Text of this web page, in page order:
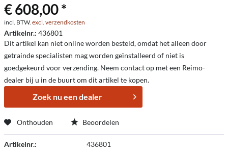
€ 608,00 *
incl. BTW. excl. verzendkosten
Artikelnr.: 436801
Dit artikel kan niet online worden besteld, omdat het alleen door
getrainde specialisten mag worden geïnstalleerd of niet is
goedgekeurd voor verzending. Neem contact op met een Reimo-
dealer bij u in de buurt om dit artikel te kopen.
Zoek nu een dealer
Onthouden Beoordelen
Artikelnr.: 436801